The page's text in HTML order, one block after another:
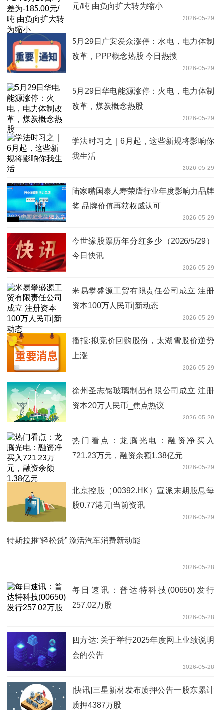
元/吨 由负向扩大转为缩小
2026-05-29
5月29日广安爱众涨停：水电，电力体制
改革，PPP概念热股 今日热搜
2026-05-29
5月29日华电能源涨停：火电，电力体制
改革，煤炭概念热股
2026-05-29
学法时习之｜6月起，这些新规将影响你
我生活
2026-05-29
陆家嘴国泰人寿荣膺行业年度影响力品牌
奖 品牌价值再获权威认可
2026-05-29
今世缘股票历年分红多少（2026/5/29）
今日快讯
2026-05-29
米易攀盛源工贸有限责任公司成立 注册
资本100万人民币|新动态
2026-05-29
播报:拟竞价回购股份，太湖雪股价逆势
上涨
2026-05-29
徐州圣志铭玻璃制品有限公司成立 注册
资本20万人民币_焦点热议
2026-05-29
热门看点：龙腾光电：融资净买入
721.23万元，融资余额1.38亿元
2026-05-29
北京控股（00392.HK）宣派末期股息每
股0.77港元|当前资讯
2026-05-29
特斯拉推“轻松贷” 激活汽车消费新动能
2026-05-28
每日速讯：普达特科技(00650)发行
257.02万股
2026-05-28
四方达: 关于举行2025年度网上业绩说明
会的公告
2026-05-28
[快讯]三星新材发布质押公告一股东累计
质押4387万股